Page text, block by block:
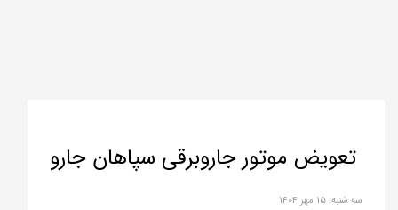
تعویض موتور جاروبرقی سپاهان جارو
سه شنبه, ۱۵ مهر ۱۴۰۴